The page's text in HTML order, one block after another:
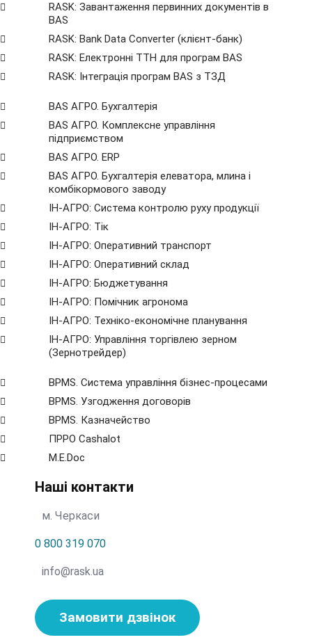
RASK: Завантаження первинних документів в
BAS
RASK: Bank Data Сonverter (клієнт-банк)
RASK: Електронні ТТН для програм BAS
RASK: Інтеграція програм BAS з ТЗД
BAS АГРО. Бухгалтерія
BAS АГРО. Комплексне управління
підприємством
BAS АГРО. ERP
BAS АГРО. Бухгалтерія елеватора, млина і
комбікормового заводу
ІН-АГРО: Система контролю руху продукції
ІН-АГРО: Тік
ІН-АГРО: Оперативний транспорт
ІН-АГРО: Оперативний склад
ІН-АГРО: Бюджетування
ІН-АГРО: Помічник агронома
ІН-АГРО: Техніко-економічне планування
ІН-АГРО: Управління торгівлею зерном
(Зернотрейдер)
BPMS. Система управління бізнес-процесами
BPМS. Узгодження договорів
BPМS. Казначейство
ПРРО Cashalot
M.E.Doc
Наші контакти
м. Черкаси
0 800 319 070
info@rask.ua
Замовити дзвінок